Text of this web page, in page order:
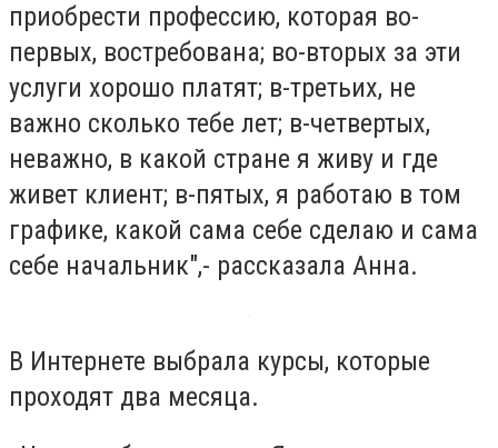
приобрести профессию, которая во-
первых, востребована; во-вторых за эти
услуги хорошо платят; в-третьих, не
важно сколько тебе лет; в-четвертых,
неважно, в какой стране я живу и где
живет клиент; в-пятых, я работаю в том
графике, какой сама себе сделаю и сама
себе начальник",- рассказала Анна.
В Интернете выбрала курсы, которые
проходят два месяца.